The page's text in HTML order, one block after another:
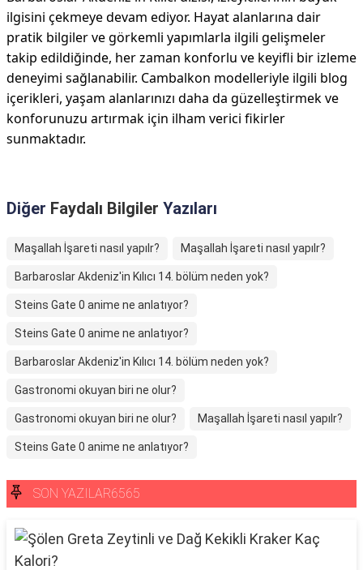
ilgisini çekmeye devam ediyor. Hayat alanlarına dair
pratik bilgiler ve görkemli yapımlarla ilgili gelişmeler
takip edildiğinde, her zaman konforlu ve keyifli bir izleme
deneyimi sağlanabilir. Cambalkon modelleriyle ilgili blog
içerikleri, yaşam alanlarınızı daha da güzelleştirmek ve
konforunuzu artırmak için ilham verici fikirler
sunmaktadır.
Diğer Faydalı Bilgiler Yazıları
Maşallah İşareti nasıl yapılr? Maşallah İşareti nasıl yapılr?
Barbaroslar Akdeniz'in Kılıcı 14. bölüm neden yok?
Steins Gate 0 anime ne anlatıyor?
Steins Gate 0 anime ne anlatıyor?
Barbaroslar Akdeniz'in Kılıcı 14. bölüm neden yok?
Gastronomi okuyan biri ne olur?
Gastronomi okuyan biri ne olur? Maşallah İşareti nasıl yapılr?
Steins Gate 0 anime ne anlatıyor?
SON YAZILAR6565